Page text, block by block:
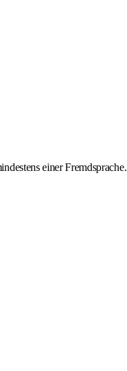
einer Fremdsprache.